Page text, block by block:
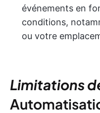
événements en
conditions,
ou votre
Limitations